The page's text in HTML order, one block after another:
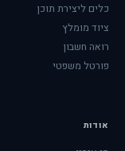
כלים ליצירת תוכן
ציוד מומלץ
רואה חשבון
פורטל משפטי
אודות